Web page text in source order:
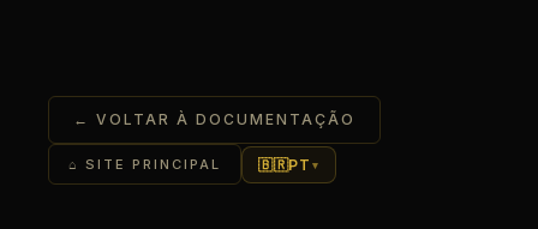
← VOLTAR À DOCUMENTAÇÃO
⌂ SITE PRINCIPAL 🇧🇷PT ▾